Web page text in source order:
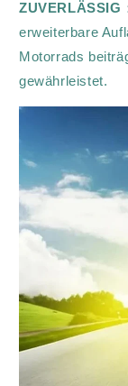
ZUVERLÄSSIG
erweiterbare
Motorrads
gewährleistet.